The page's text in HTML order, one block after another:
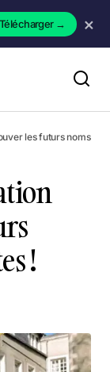
Télécharger→ ×
les futurs noms
!